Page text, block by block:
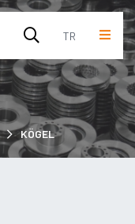
TR
KÖGEL